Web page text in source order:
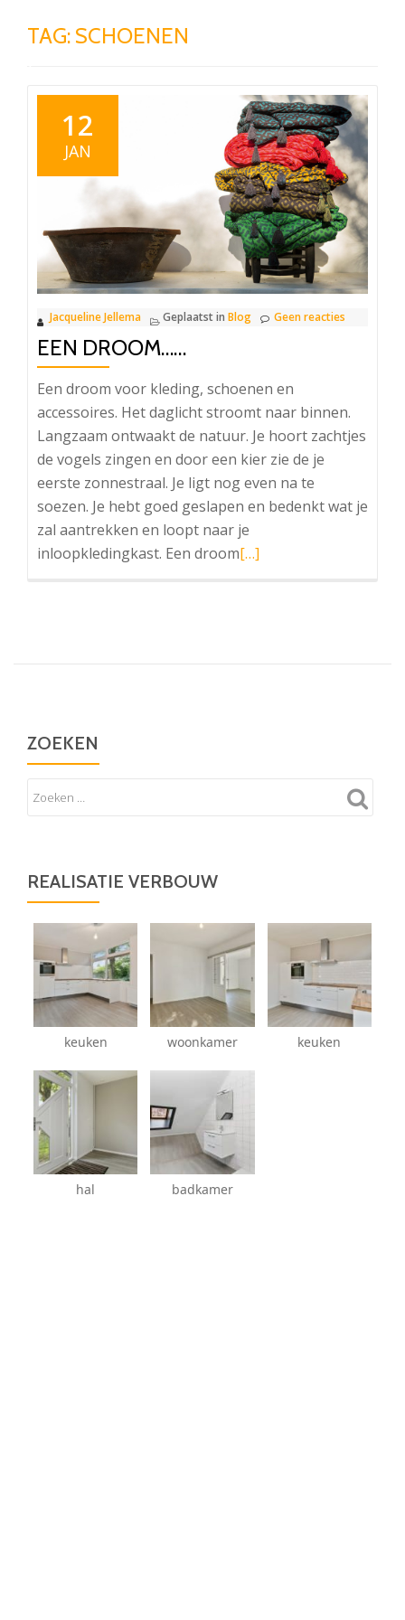
TAG: SCHOENEN
12
JAN
Jacqueline Jellema Geplaatst in Blog Geen reacties
EEN DROOM……
Een droom voor kleding, schoenen en
accessoires. Het daglicht stroomt naar binnen.
Langzaam ontwaakt de natuur. Je hoort zachtjes
de vogels zingen en door een kier zie de je
eerste zonnestraal. Je ligt nog even na te
soezen. Je hebt goed geslapen en bedenkt wat je
zal aantrekken en loopt naar je
inloopkledingkast. Een droomLees
[…]
ZOEKEN
REALISATIE VERBOUW
keuken woonkamer keuken
hal badkamer